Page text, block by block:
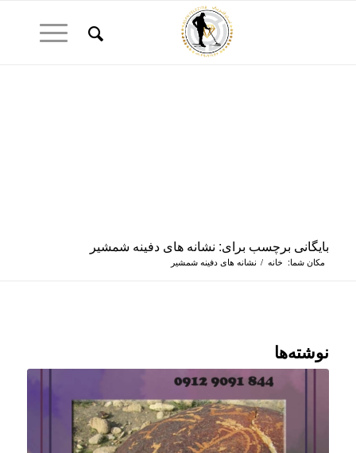
بایگانی برچسب برای: نشانه های دفینه شمشیر
مکان شما: خانه / نشانه های دفینه شمشیر
نوشته‌ها